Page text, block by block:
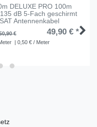
DELUXE PRO 100m
dB 5-Fach geschirmt
Antennenkabel
€ 49,90 € *
| 0,50 € / Meter